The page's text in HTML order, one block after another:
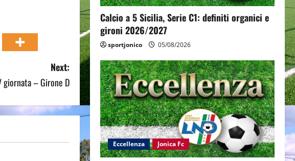
Next:
giornata – Girone D
Calcio a 5 Sicilia, Serie C1: definiti organici e
gironi 2026/2027
sportjonico 05/08/2026
Eccellenza Jonica Fc